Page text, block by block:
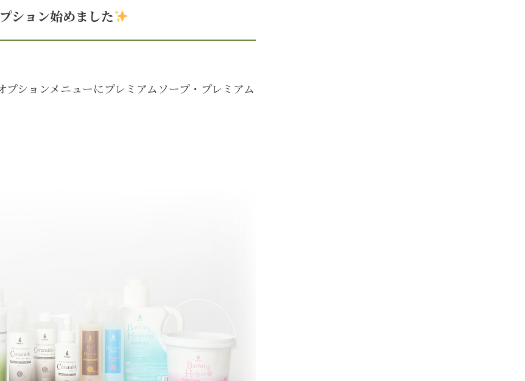
ション始めました
プションメニューにプレミアムソープ・プレミアム